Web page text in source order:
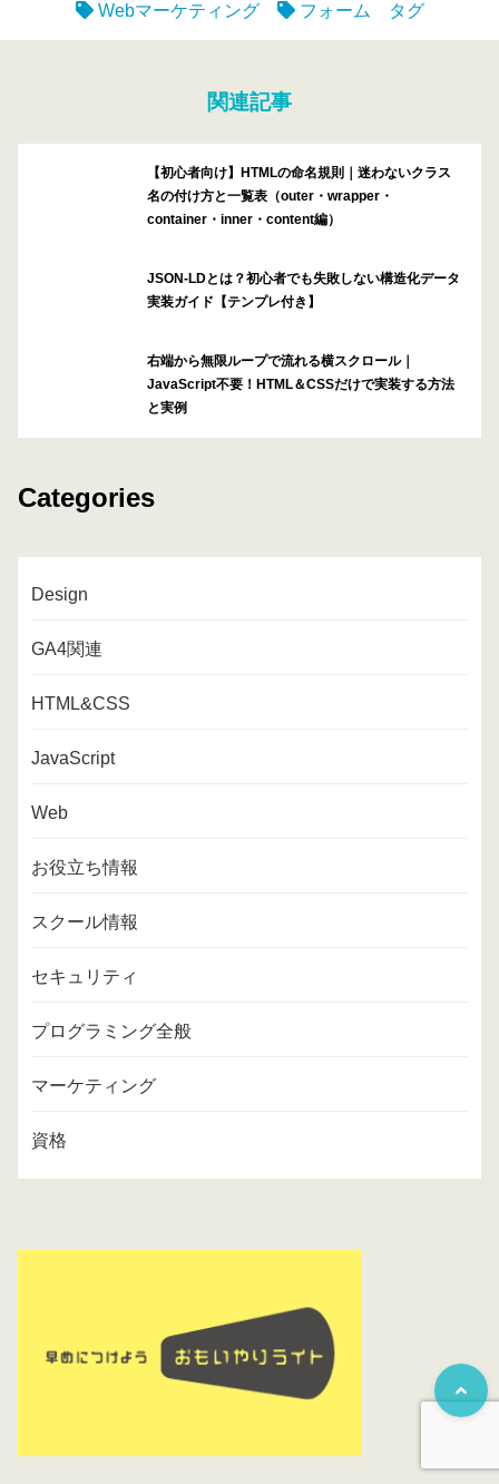
Webマーケティング
フォーム タグ
関連記事
【初心者向け】HTMLの命名規則｜迷わないクラス
名の付け方と一覧表（outer・wrapper・
container・inner・content編）
JSON-LDとは？初心者でも失敗しない構造化データ
実装ガイド【テンプレ付き】
右端から無限ループで流れる横スクロール｜
JavaScript不要！HTML＆CSSだけで実装する方法
と実例
Categories
Design
GA4関連
HTML&CSS
JavaScript
Web
お役立ち情報
スクール情報
セキュリティ
プログラミング全般
マーケティング
資格